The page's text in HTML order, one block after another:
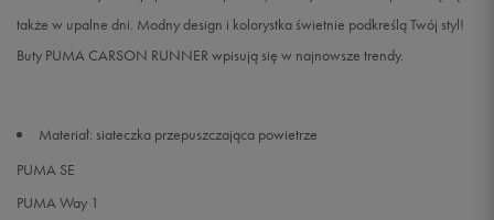
46 30 cm Powiadom o dostępności
także w upalne dni. Modny design i kolorystka świetnie podkreślą Twój styl!
Buty PUMA CARSON RUNNER wpisują się w najnowsze trendy.
Materiał: siateczka przepuszczająca powietrze
PUMA SE
PUMA Way 1